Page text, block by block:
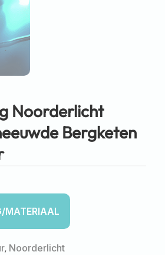
Noorderlicht
Bergketen
, Noorderlicht